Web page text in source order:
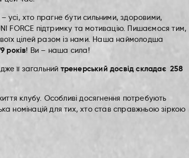
усі, хто прагне бути сильними, здоровими,
FORCE підтримку та мотивацію. Пишаємося тим,
цілей разом із нами. Наша наймолодша
років! Ви – наша сила!
її загальний тренерський досвід складає 258
клубу. Особливі досягнення потребують
номінацій для тих, хто став справжньою зіркою